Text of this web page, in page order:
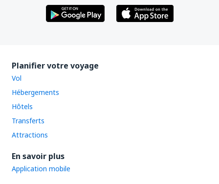
Planifier votre voyage
Vol
Hébergements
Hôtels
Transferts
Attractions
En savoir plus
Application mobile